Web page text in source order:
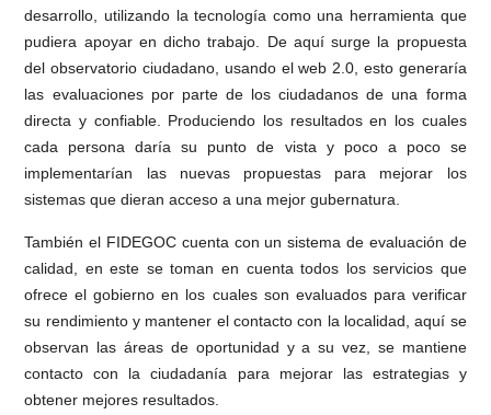
desarrollo, utilizando la tecnología como una herramienta que
pudiera apoyar en dicho trabajo. De aquí surge la propuesta
del observatorio ciudadano, usando el web 2.0, esto generaría
las evaluaciones por parte de los ciudadanos de una forma
directa y confiable. Produciendo los resultados en los cuales
cada persona daría su punto de vista y poco a poco se
implementarían las nuevas propuestas para mejorar los
sistemas que dieran acceso a una mejor gubernatura.
También el FIDEGOC cuenta con un sistema de evaluación de
calidad, en este se toman en cuenta todos los servicios que
ofrece el gobierno en los cuales son evaluados para verificar
su rendimiento y mantener el contacto con la localidad, aquí se
observan las áreas de oportunidad y a su vez, se mantiene
contacto con la ciudadanía para mejorar las estrategias y
obtener mejores resultados.